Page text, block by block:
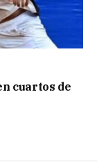
cuartos de